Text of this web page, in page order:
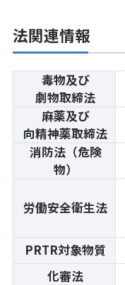
法関連情報
毒物及び
劇物取締法
麻薬及び
向精神薬取締法
消防法（危険
物）
労働安全衛生法
PRTR対象物質
化審法